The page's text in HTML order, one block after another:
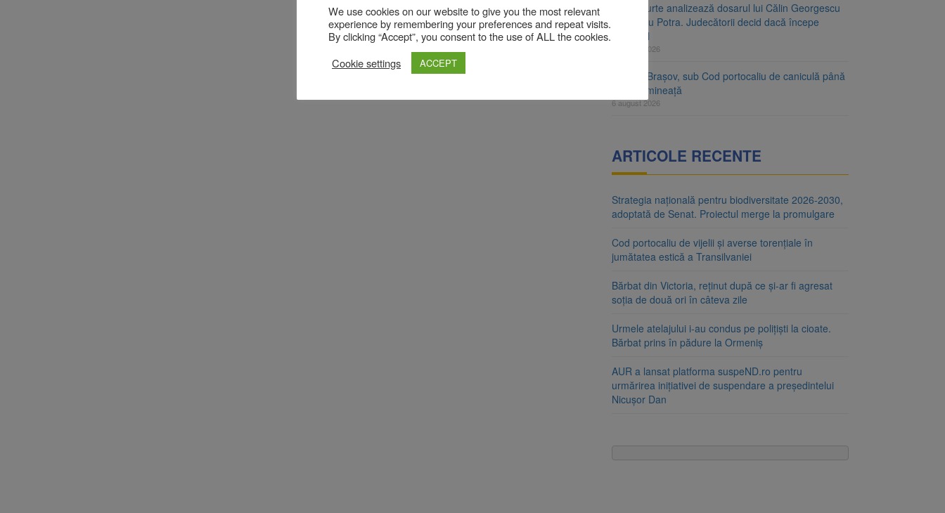
Înalta Curte analizează dosarul lui Călin Georgescu
și Horațiu Potra. Judecătorii decid dacă începe
procesul
6 august 2026
Județul Brașov, sub Cod portocaliu de caniculă până
vineri dimineață
6 august 2026
ARTICOLE RECENTE
Strategia națională pentru biodiversitate 2026-2030,
adoptată de Senat. Proiectul merge la promulgare
Cod portocaliu de vijelii și averse torențiale în
jumătatea estică a Transilvaniei
Bărbat din Victoria, reținut după ce și-ar fi agresat
soția de două ori în câteva zile
Urmele atelajului i-au condus pe polițiști la cioate.
Bărbat prins în pădure la Ormeniș
AUR a lansat platforma suspeND.ro pentru
urmărirea inițiativei de suspendare a președintelui
Nicușor Dan
We use cookies on our website to give you the most relevant
experience by remembering your preferences and repeat visits.
By clicking “Accept”, you consent to the use of ALL the cookies.
Cookie settings
ACCEPT